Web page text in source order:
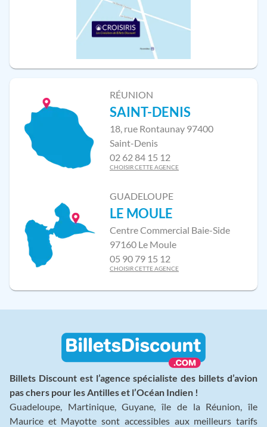
RÉUNION
SAINT-DENIS
18, rue Rontaunay 97400
Saint-Denis
02 62 84 15 12
CHOISIR CETTE AGENCE
GUADELOUPE
LE MOULE
Centre Commercial Baie-Side
97160 Le Moule
05 90 79 15 12
CHOISIR CETTE AGENCE
Billets Discount est l’agence spécialiste des billets d’avion
pas chers pour les Antilles et l’Océan Indien !
Guadeloupe, Martinique, Guyane, île de la Réunion, île
Maurice et Mayotte sont accessibles aux meilleurs tarifs